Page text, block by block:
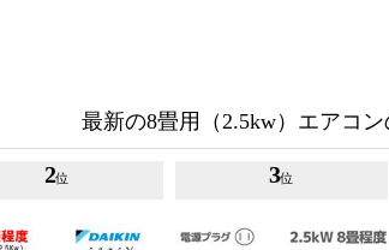
最新の8畳用（2.5kw）エアコ
2位 3位